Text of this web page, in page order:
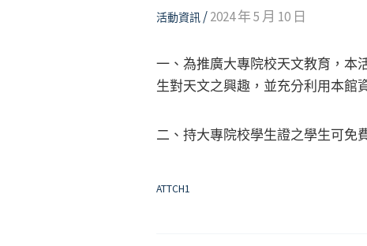
活動資訊/2024 年 5 月 10 日
一、為推廣大專院校天文教育，本
生對天文之興趣，並充分利用本館
二、持大專院校學生證之學生可免
ATTCH1